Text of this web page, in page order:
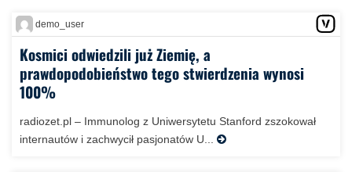
demo_user
Kosmici odwiedzili już Ziemię, a
prawdopodobieństwo tego stwierdzenia wynosi
100%
radiozet.pl – Immunolog z Uniwersytetu Stanford zszokował
internautów i zachwycił pasjonatów U...